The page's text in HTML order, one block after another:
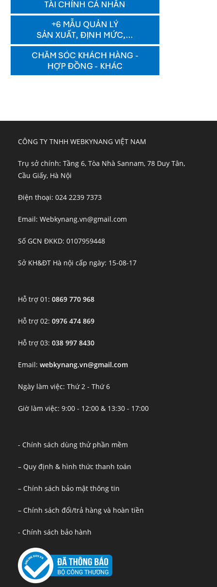
CÔNG TY TNHH WEBKYNANG VIỆT NAM
Trụ sở chính: Tầng 6, Tòa Nhà Sannam, 78 Duy Tân,
Cầu Giấy, Hà Nội
Điện thoại: 024 2239 7373
Email: Webkynang.vn@gmail.com
Số GCN ĐKKD: 0107959448
Sở KH&ĐT Hà nội cấp ngày: 15-08-17
Hỗ trợ 01:0869 770 968
Hỗ trợ 02:0976 474 869
Hỗ trợ 03:038 997 8430
Email:webkynang.vn@gmail.com
Ngày làm việc: Thứ 2 - Thứ 6
Giờ làm việc: 9:00 - 12:00 & 13:30 - 17:00
- Chính sách dùng thử phần mềm
– Quy định & hình thức thanh toán
– Chính sách bảo mật thông tin
– Chính sách đổi/trả hàng và hoàn tiền
- Chính sách bảo hành